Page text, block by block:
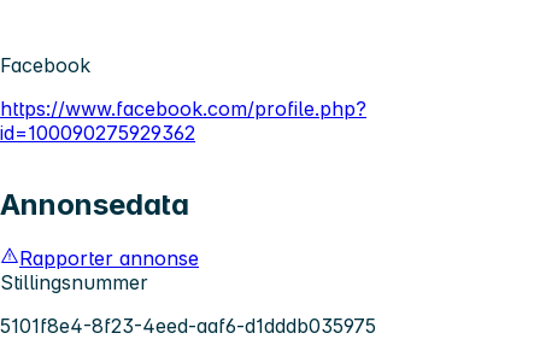
Facebook
https://www.facebook.com/profile.php?
id=100090275929362
Annonsedata
Rapporter annonse
Stillingsnummer
5101f8e4-8f23-4eed-aaf6-d1dddb035975